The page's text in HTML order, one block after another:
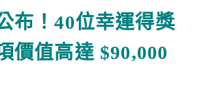
布！40位幸運得獎
價值高達 $90,000